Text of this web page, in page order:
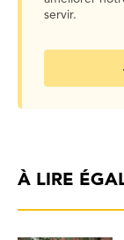
servir.
À LIRE